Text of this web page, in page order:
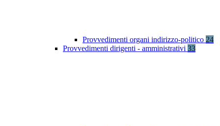
Provvedimenti organi indirizzo-politico 24
Provvedimenti dirigenti - amministrativi 33